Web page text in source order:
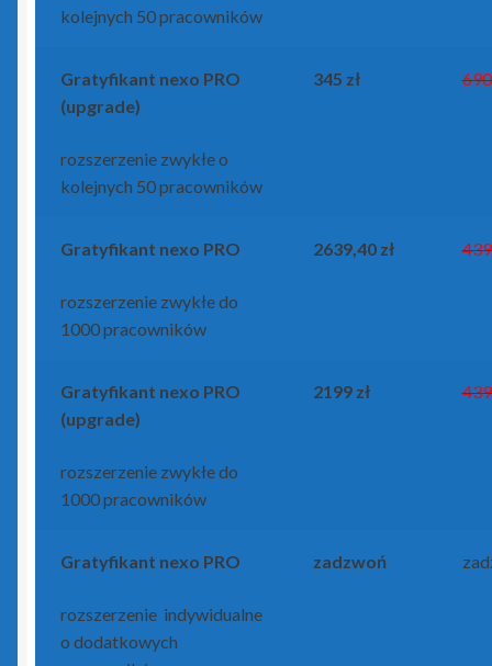
kolejnych 50 pracowników
Gratyfikant nexo PRO
(upgrade)
rozszerzenie zwykłe o
kolejnych 50 pracowników
345 zł 690
Gratyfikant nexo PRO
rozszerzenie zwykłe do
1000 pracowników
2639,40 zł
Gratyfikant nexo PRO
(upgrade)
rozszerzenie zwykłe do
1000 pracowników
2199 zł
Gratyfikant nexo PRO
rozszerzenie indywidualne
o dodatkowych
zadzwoń